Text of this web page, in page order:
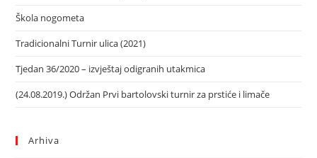
Škola nogometa
Tradicionalni Turnir ulica (2021)
Tjedan 36/2020 – izvještaj odigranih utakmica
(24.08.2019.) Održan Prvi bartolovski turnir za prstiće i limače
Arhiva